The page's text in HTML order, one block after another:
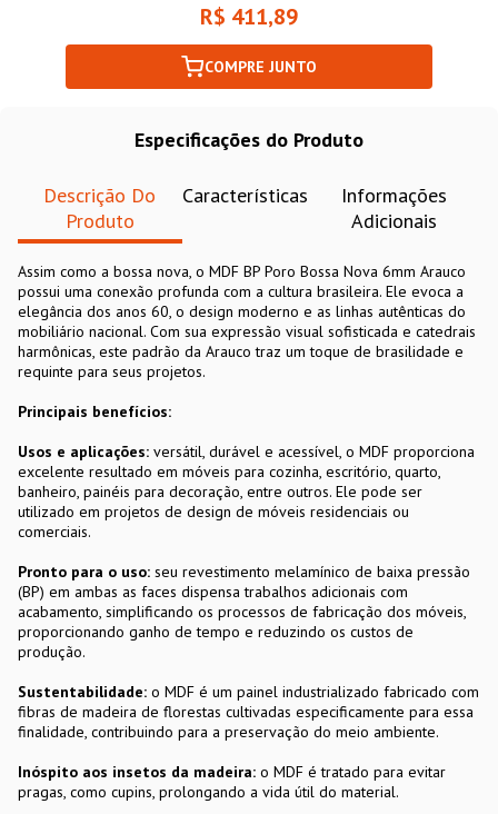
R$ 411,89
COMPRE JUNTO
Especificações do Produto
Descrição Do
Produto
Características
Informações
Adicionais
Assim como a bossa nova, o MDF BP Poro Bossa Nova 6mm Arauco
possui uma conexão profunda com a cultura brasileira. Ele evoca a
elegância dos anos 60, o design moderno e as linhas autênticas do
mobiliário nacional. Com sua expressão visual sofisticada e catedrais
harmônicas, este padrão da Arauco traz um toque de brasilidade e
requinte para seus projetos.
Principais benefícios:
Usos e aplicações: versátil, durável e acessível, o MDF proporciona
excelente resultado em móveis para cozinha, escritório, quarto,
banheiro, painéis para decoração, entre outros. Ele pode ser
utilizado em projetos de design de móveis residenciais ou
comerciais.
Pronto para o uso: seu revestimento melamínico de baixa pressão
(BP) em ambas as faces dispensa trabalhos adicionais com
acabamento, simplificando os processos de fabricação dos móveis,
proporcionando ganho de tempo e reduzindo os custos de
produção.
Sustentabilidade: o MDF é um painel industrializado fabricado com
fibras de madeira de florestas cultivadas especificamente para essa
finalidade, contribuindo para a preservação do meio ambiente.
Inóspito aos insetos da madeira: o MDF é tratado para evitar
pragas, como cupins, prolongando a vida útil do material.